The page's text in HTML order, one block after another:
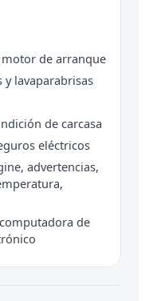
de arranque
y lavaparabrisas
de carcasa
eléctricos
advertencias,
de